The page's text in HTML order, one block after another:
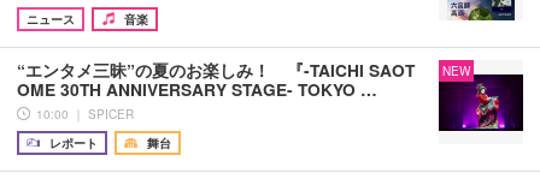
ニュース
音楽
“エンタメ三昧”の夏のお楽しみ！ 『-TAICHI SAOT
OME 30TH ANNIVERSARY STAGE- TOKYO …
10:00 ｜ SPICER
レポート
舞台
NEW